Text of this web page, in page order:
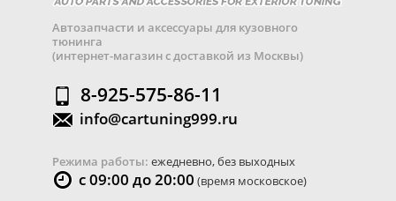
Автозапчасти и аксессуары для кузовного
тюнинга
(интернет-магазин с доставкой из Москвы)
8-925-575-86-11
info@cartuning999.ru
Режима работы: ежедневно, без выходных
с 09:00 до 20:00 (время московское)